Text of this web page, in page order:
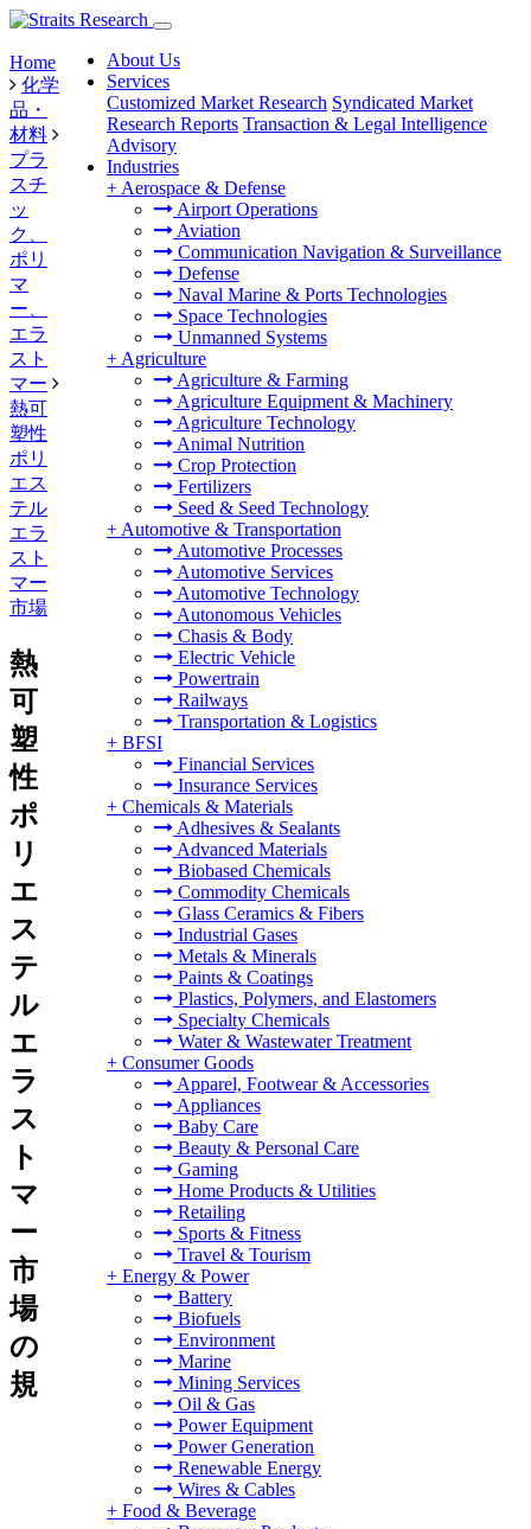
About Us
Services
Customized Market Research Syndicated Market
Research Reports Transaction & Legal Intelligence
Advisory
Industries
+ Aerospace & Defense
Airport Operations
Aviation
Communication Navigation & Surveillance
Defense
Naval Marine & Ports Technologies
Space Technologies
Unmanned Systems
+ Agriculture
Agriculture & Farming
Agriculture Equipment & Machinery
Agriculture Technology
Animal Nutrition
Crop Protection
Fertilizers
Seed & Seed Technology
+ Automotive & Transportation
Automotive Processes
Automotive Services
Automotive Technology
Autonomous Vehicles
Chasis & Body
Electric Vehicle
Powertrain
Railways
Transportation & Logistics
+ BFSI
Financial Services
Insurance Services
+ Chemicals & Materials
Adhesives & Sealants
Advanced Materials
Biobased Chemicals
Commodity Chemicals
Glass Ceramics & Fibers
Industrial Gases
Metals & Minerals
Paints & Coatings
Plastics, Polymers, and Elastomers
Specialty Chemicals
Water & Wastewater Treatment
+ Consumer Goods
Apparel, Footwear & Accessories
Appliances
Baby Care
Beauty & Personal Care
Gaming
Home Products & Utilities
Retailing
Sports & Fitness
Travel & Tourism
+ Energy & Power
Battery
Biofuels
Environment
Marine
Mining Services
Oil & Gas
Power Equipment
Power Generation
Renewable Energy
Wires & Cables
+ Food & Beverage
Home
化学
品・
材料
プラ
スチ
ッ
ク、
ポリ
マ
ー、
エラ
スト
マー
熱可
塑性
ポリ
エス
テル
エラ
スト
マー
市場
熱
可
塑
性
ポ
リ
エ
ス
テ
ル
エ
ラ
ス
ト
マ
ー
市
場
の
規